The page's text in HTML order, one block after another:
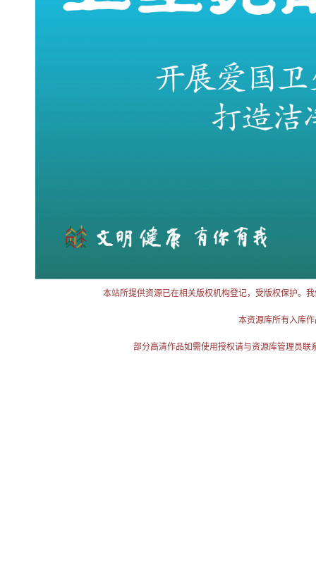
本站所提供资源已在相关版权机构登记，受版权保护。
本资源库所有入库
部分高清作品如需使用授权请与资源库管理员联